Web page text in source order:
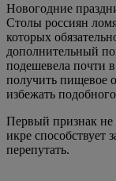
Новогодние
Столы россиян
которых
дополнительный
подешевела почти
получить пищевое
избежать
Первый признак не
икре способствует
перепутать.